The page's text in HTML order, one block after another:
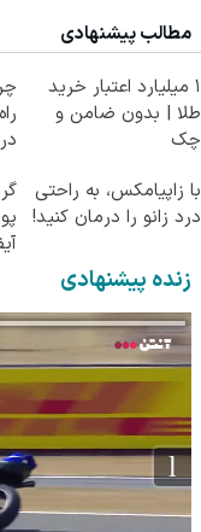
مطالب پیشنهادی
۱ میلیارد اعتبار خرید
طلا | بدون ضامن و
چک
با زاپیامکس، به راحتی
درد زانو را درمان کنید!
زنده پیشنهادی